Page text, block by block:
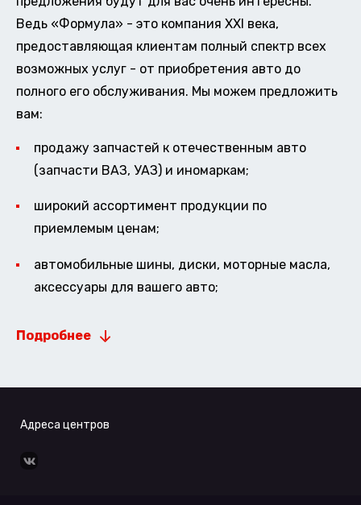
Ведь «Формула» - это компания XXI века,
предоставляющая клиентам полный спектр всех
возможных услуг - от приобретения авто до
полного его обслуживания. Мы можем предложить
вам:
продажу запчастей к отечественным авто
(запчасти ВАЗ, УАЗ) и иномаркам;
широкий ассортимент продукции по
приемлемым ценам;
автомобильные шины, диски, моторные масла,
аксессуары для вашего авто;
Подробнее
Адреса центров